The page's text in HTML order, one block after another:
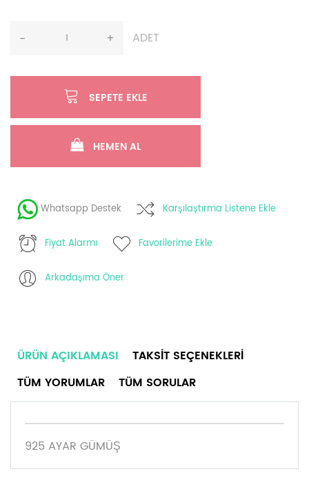
- + ADET
SEPETE EKLE
HEMEN AL
Whatsapp Destek Karşılaştırma Listene Ekle
Fiyat Alarmı Favorilerime Ekle
Arkadaşıma Öner
ÜRÜN AÇIKLAMASI
TAKSIT SEÇENEKLERI
TÜM YORUMLAR
TÜM SORULAR
925 AYAR GÜMÜŞ